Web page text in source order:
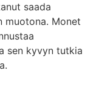
saada
muotona. Monet
sen kyvyn tutkia